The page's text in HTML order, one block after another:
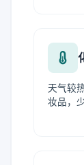
天气较
妆品，